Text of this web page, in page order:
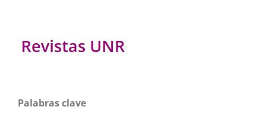
Palabras clave